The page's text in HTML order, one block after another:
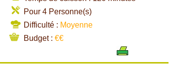
Pour 4 Personne(s)
Difficulté : Moyenne
Budget :€€